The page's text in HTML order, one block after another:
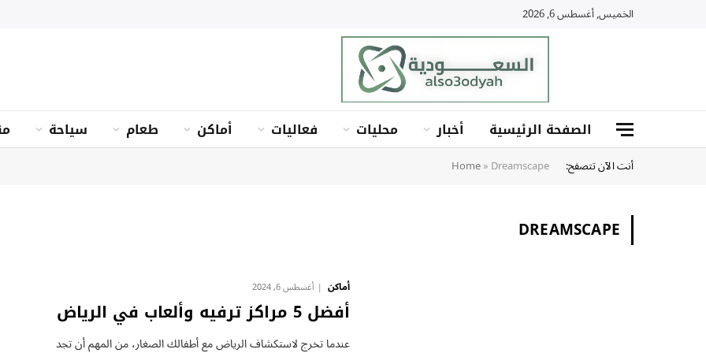
الخميس, أغسطس 6, 2026
الصفحة الرئيسية أخبار محليات فعاليات أماكن طعام سياحة
أنت الآن تتصفح: Home»Dreamscape
DREAMSCAPE
أماكن أغسطس 6, 2024
أفضل 5 مراكز ترفيه وألعاب في الرياض
عندما تخرج لاستكشاف الرياض مع أطفالك الصغار، من المهم أن تجد